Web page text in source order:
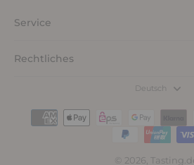
Service
Rechtliches
Deutsch
© 2026,